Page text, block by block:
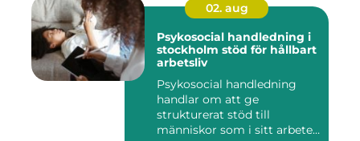
02. aug
Psykosocial handledning i
stockholm stöd för hållbart
arbetsliv
Psykosocial handledning
handlar om att ge
strukturerat stöd till
människor som i sitt arbete